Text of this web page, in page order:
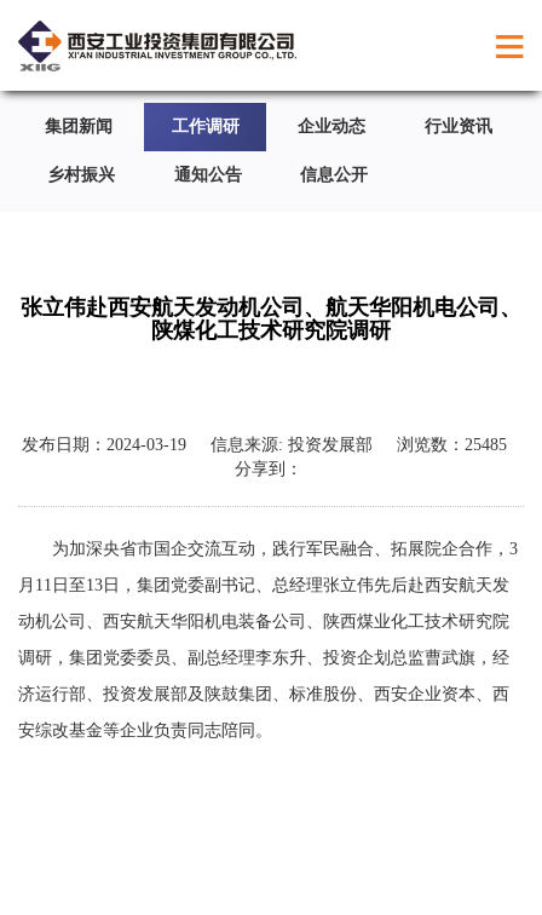
集团新闻 工作调研 企业动态 行业资讯
乡村振兴 通知公告 信息公开
张立伟赴西安航天发动机公司、航天华阳机电公司、
陕煤化工技术研究院调研
发布日期： 2024-03-19信息来源: 投资发展部 浏览数： 25485
分享到：
为加深央省市国企交流互动，践行军民融合、拓展院企合作，3
月11日至13日，集团党委副书记、总经理张立伟先后赴西安航天发
动机公司、西安航天华阳机电装备公司、陕西煤业化工技术研究院
调研，集团党委委员、副总经理李东升、投资企划总监曹武旗，经
济运行部、投资发展部及陕鼓集团、标准股份、西安企业资本、西
安综改基金等企业负责同志陪同。